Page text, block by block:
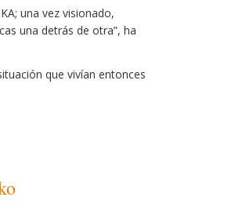
una vez visionado,
una detrás de otra”, ha
que vivían entonces